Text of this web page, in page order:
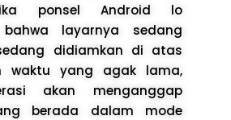
ponsel Android lo
bahwa layarnya sedang
didiamkan di atas
waktu yang agak lama,
akan menganggap
berada dalam mode